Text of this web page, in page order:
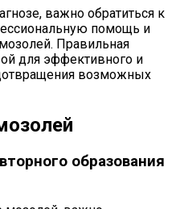
важно обратиться к
помощь и
Правильная
для эффективного и
возможных
образования